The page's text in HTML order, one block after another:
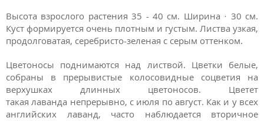
Высота взрослого растения 35 - 40 см. Ширина · 30 см.
Куст формируется очень плотным и густым. Листва узкая,
продолговатая, серебристо-зеленая с серым оттенком.
Цветоносы поднимаются над листвой. Цветки белые,
собраны в прерывистые колосовидные соцветия на
верхушках длинных цветоносов. Цветет
такая лаванда непрерывно, с июля по август. Как и у всех
английских лаванд, часто наблюдается вторичное